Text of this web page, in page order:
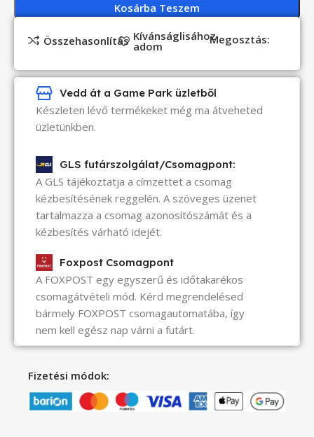
Kosárba Teszem
Összehasonlítás Kívánságlisához
adom Megosztás:
Vedd át a Game Park üzletből
Készleten lévő termékeket még ma átveheted
üzletünkben.
GLS futárszolgálat/Csomagpont:
A GLS tájékoztatja a címzettet a csomag
kézbesítésének reggelén. A szöveges üzenet
tartalmazza a csomag azonosítószámát és a
kézbesítés várható idejét.
Foxpost Csomagpont
A FOXPOST egy egyszerű és időtakarékos
csomagátvételi mód. Kérd megrendelésed
bármely FOXPOST csomagautomatába, így
nem kell egész nap várni a futárt.
Fizetési módok: